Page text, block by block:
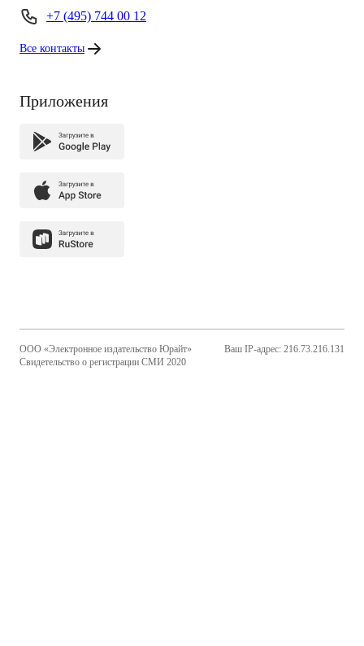
+7 (495) 744 00 12
Все контакты
Приложения
ООО «Электронное издательство Юрайт»
Свидетельство о регистрации СМИ 2020
Ваш IP-адрес: 216.73.216.131